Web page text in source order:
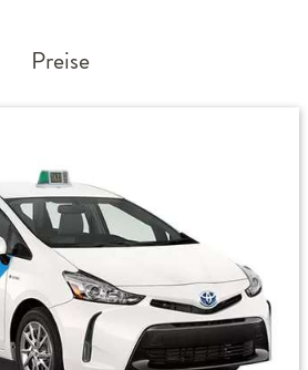
Preise